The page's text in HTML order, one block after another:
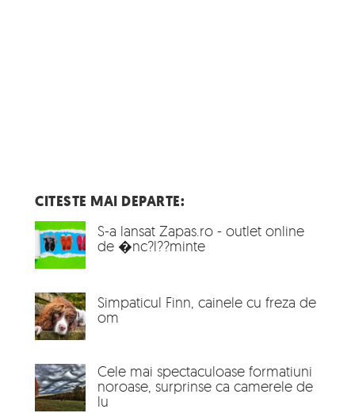
CITESTE MAI DEPARTE:
S-a lansat Zapas.ro - outlet online
de �nc?l??minte
Simpaticul Finn, cainele cu freza de
om
Cele mai spectaculoase formatiuni
noroase, surprinse ca camerele de
lu